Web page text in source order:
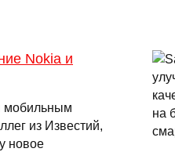
Nokia и
мобильным
из Известий,
новое